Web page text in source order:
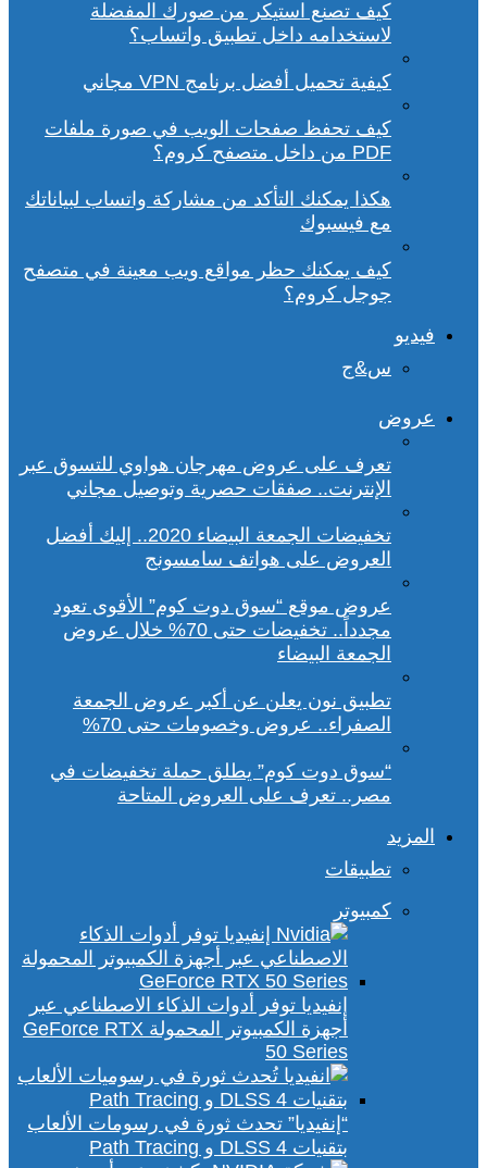
كيف تصنع استيكر من صورك المفضلة
لاستخدامه داخل تطبيق واتساب؟
كيفية تحميل أفضل برنامج VPN مجاني
كيف تحفظ صفحات الويب في صورة ملفات
PDF من داخل متصفح كروم؟
هكذا يمكنك التأكد من مشاركة واتساب لبياناتك
مع فيسبوك
كيف يمكنك حظر مواقع ويب معينة في متصفح
جوجل كروم؟
فيديو
س&ج
عروض
تعرف على عروض مهرجان هواوي للتسوق عبر
الإنترنت.. صفقات حصرية وتوصيل مجاني
تخفيضات الجمعة البيضاء 2020.. إليك أفضل
العروض على هواتف سامسونج
عروض موقع “سوق دوت كوم” الأقوى تعود
مجدداً.. تخفيضات حتى 70% خلال عروض
الجمعة البيضاء
تطبيق نون يعلن عن أكبر عروض الجمعة
الصفراء.. عروض وخصومات حتى 70%
“سوق دوت كوم” يطلق حملة تخفيضات في
مصر.. تعرف على العروض المتاحة
المزيد
تطبيقات
كمبيوتر
إنفيديا توفر أدوات الذكاء الاصطناعي عبر
أجهزة الكمبيوتر المحمولة GeForce RTX
50 Series
“إنفيديا” تحدث ثورة في رسومات الألعاب
بتقنيات DLSS 4 و Path Tracing